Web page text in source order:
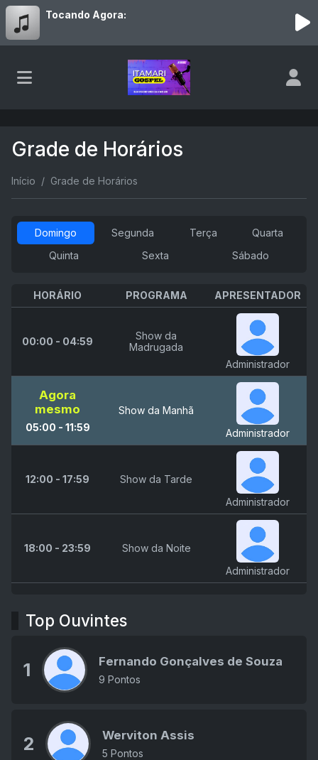
Tocando Agora:
Grade de Horários
Início Grade de Horários
Domingo Segunda Terça
Quarta
Quinta
Sexta Sábado
HORÁRIO PROGRAMA APRESENTADOR
00:00 - 04:59
Show da
Madrugada
Administrador
Agora
mesmo
05:00 - 11:59
Show da Manhã
Administrador
12:00 - 17:59
Show da Tarde
Administrador
18:00 - 23:59
Show da Noite
Administrador
Top Ouvintes
1 Fernando Gonçalves de Souza
9 Pontos
2 Werviton Assis
5 Pontos